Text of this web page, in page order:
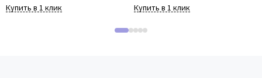
Купить в 1 клик Купить в 1 клик